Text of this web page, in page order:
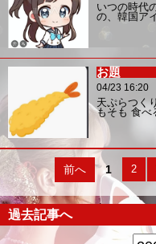
いつの時代
の、韓国ア
お題
04/23 16:20
天ぷらつく
もそも 食
前へ 1 2
過去記事へ